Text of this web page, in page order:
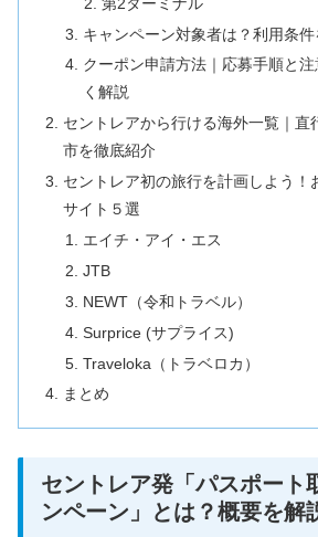
キャンペーン対象者は？利用条件
クーポン申請方法｜応募手順と
く解説
セントレアから行ける海外一覧｜直
市を徹底紹介
セントレア初の旅行を計画しよう！
サイト５選
エイチ・アイ・エス
JTB
NEWT（令和トラベル）
Surprice (サプライス)
Traveloka（トラベロカ）
まとめ
セントレア発「パスポート
ンペーン」とは？概要を解